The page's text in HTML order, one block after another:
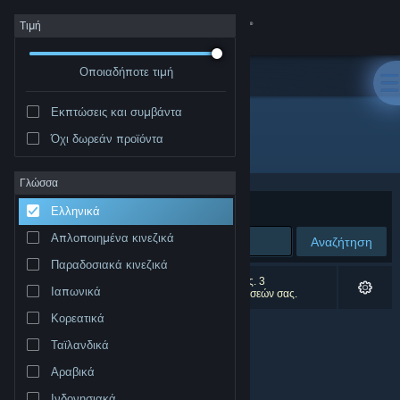
Σύνδεση
Κατάστημα
Σχετικά
Υποστήριξη
Αλλαγή γλώσσας
Προβολή ιστοσελίδας για υπολογιστές
Τιμή
Οποιαδήποτε τιμή
Εκπτώσεις και συμβάντα
Όχι δωρεάν προϊόντα
Γλώσσα
Ελληνικά
Απλοποιημένα κινεζικά
Παραδοσιακά κινεζικά
Ιαπωνικά
Κορεατικά
Ταϊλανδικά
Αραβικά
Δημιουργός: ENTERi
Ταξινόμηση ανά
Αναζήτηση
0 αποτελέσματα ταιριάζουν με την αναζήτησή σας. 3
αποτελέσματα αποκλείστηκαν βάσει των προτιμήσεών σας.